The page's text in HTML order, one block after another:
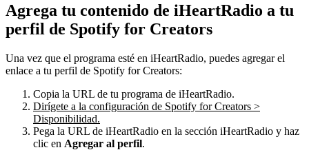
Agrega tu contenido de iHeartRadio a tu
perfil de Spotify for Creators
Una vez que el programa esté en iHeartRadio, puedes agregar el
enlace a tu perfil de Spotify for Creators:
Copia la URL de tu programa de iHeartRadio.
Dirígete a la configuración de Spotify for Creators >
Disponibilidad.
Pega la URL de iHeartRadio en la sección iHeartRadio y haz
clic en Agregar al perfil.